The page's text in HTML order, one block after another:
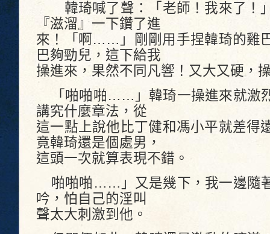
韓琦喊了聲：「老師！我來了！
『滋溜』一下鑽了進
來！「啊……」剛剛用手捏韓琦的雞
巴夠勁兒，這下給我
操進來，果然不同凡響！又大又硬，
「啪啪啪……」韓琦一操進來就激
講究什麼章法，從
這一點上說他比丁健和馮小平就差得
竟韓琦還是個處男，
這頭一次就算表現不錯。
啪啪啪……」又是幾下，我一邊隨
吟，怕自己的淫叫
聲太大刺激到他。